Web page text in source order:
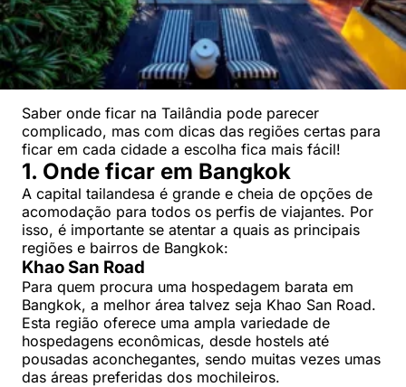
Saber onde ficar na Tailândia pode parecer
complicado, mas com dicas das regiões certas para
ficar em cada cidade a escolha fica mais fácil!
1. Onde ficar em Bangkok
A capital tailandesa é grande e cheia de opções de
acomodação para todos os perfis de viajantes. Por
isso, é importante se atentar a quais as principais
regiões e bairros de Bangkok:
Khao San Road
Para quem procura uma hospedagem barata em
Bangkok, a melhor área talvez seja Khao San Road.
Esta região oferece uma ampla variedade de
hospedagens econômicas, desde hostels até
pousadas aconchegantes, sendo muitas vezes umas
das áreas preferidas dos mochileiros.